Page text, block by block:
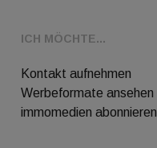
ICH MÖCHTE...
Kontakt aufnehmen
Werbeformate ansehen
immomedien abonnieren